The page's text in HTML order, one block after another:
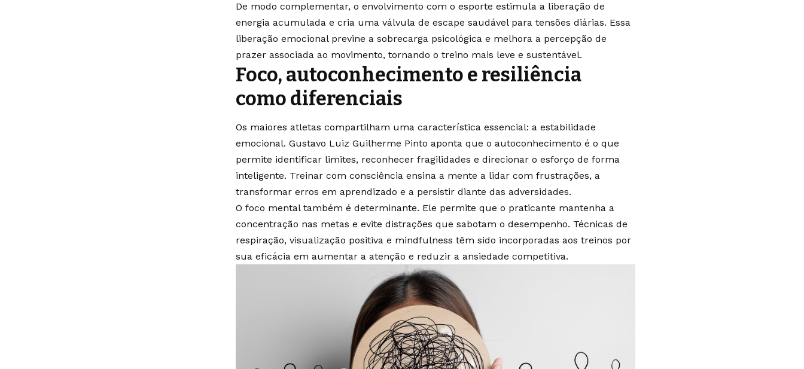
De modo complementar, o envolvimento com o esporte estimula a liberação de
energia acumulada e cria uma válvula de escape saudável para tensões diárias. Essa
liberação emocional previne a sobrecarga psicológica e melhora a percepção de
prazer associada ao movimento, tornando o treino mais leve e sustentável.
Foco, autoconhecimento e resiliência
como diferenciais
Os maiores atletas compartilham uma característica essencial: a estabilidade
emocional. Gustavo Luiz Guilherme Pinto aponta que o autoconhecimento é o que
permite identificar limites, reconhecer fragilidades e direcionar o esforço de forma
inteligente. Treinar com consciência ensina a mente a lidar com frustrações, a
transformar erros em aprendizado e a persistir diante das adversidades.
O foco mental também é determinante. Ele permite que o praticante mantenha a
concentração nas metas e evite distrações que sabotam o desempenho. Técnicas de
respiração, visualização positiva e mindfulness têm sido incorporadas aos treinos por
sua eficácia em aumentar a atenção e reduzir a ansiedade competitiva.